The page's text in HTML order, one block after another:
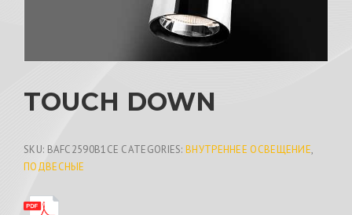
TOUCH DOWN
SKU: BAFC2590B1CE CATEGORIES:ВНУТРЕННЕЕ ОСВЕЩЕНИЕ,
ПОДВЕСНЫЕ